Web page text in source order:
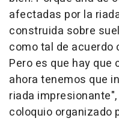
afectadas por la
construida sobre
como tal de acuerdo
Pero es que hay que
ahora tenemos que
riada
coloquio organizado